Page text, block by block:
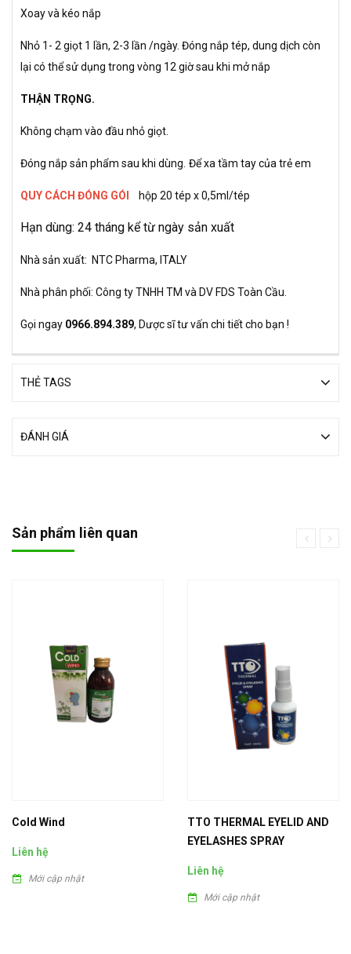
Xoay và kéo nắp
Nhỏ 1- 2 giọt 1 lần, 2-3 lần /ngày. Đóng nắp tép, dung dịch còn
lại có thể sử dụng trong vòng 12 giờ sau khi mở nắp
THẬN TRỌNG.
Không chạm vào đầu nhỏ giọt.
Đóng nắp sản phẩm sau khi dùng. Để xa tầm tay của trẻ em
QUY CÁCH ĐÓNG GÓI hộp 20 tép x 0,5ml /tép
Hạn dùng: 24 tháng kể từ ngày sản xuất
Nhà sản xuất: NTC Pharma, ITALY
Nhà phân phối: Công ty TNHH TM và DV FDS Toàn Cầu.
Gọi ngay 0966.894.389, Dược sĩ tư vấn chi tiết cho bạn !
THẺ TAGS
ĐÁNH GIÁ
Sản phẩm liên quan
Cold Wind
Liên hệ
Mới cập nhật
TTO THERMAL EYELID AND
EYELASHES SPRAY
Liên hệ
Mới cập nhật